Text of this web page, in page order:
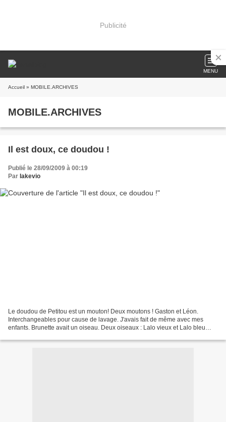
Publicité
MENU
Accueil » MOBILE.ARCHIVES
MOBILE.ARCHIVES
Il est doux, ce doudou !
Publié le 28/09/2009 à 00:19
Par lakevio
Le doudou de Petitou est un mouton! Deux moutons ! Gaston et Léon.
Interchangeables pour cause de lavage. J'avais fait de même avec mes
enfants. Brunette avait un oiseau. Deux oiseaux : Lalo vieux et Lalo bleu